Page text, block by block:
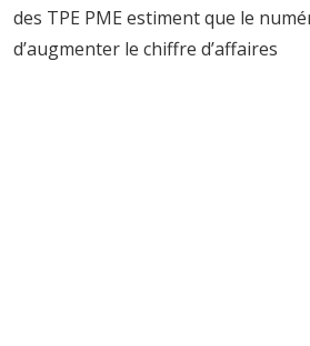
des TPE PME estiment que le
d’augmenter le chiffre d’affaires